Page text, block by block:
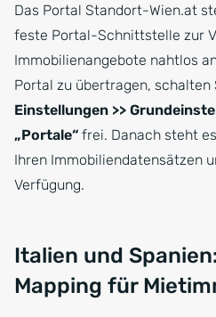
Das Portal Standort-Wien.at
feste Portal-Schnittstelle zur
Immobilienangebote nahtlos
Portal zu übertragen, schalten
Einstellungen >>
„Portale“ frei. Danach steht
Ihren Immobiliendatensätzen
Verfügung.
Italien und
Mapping für